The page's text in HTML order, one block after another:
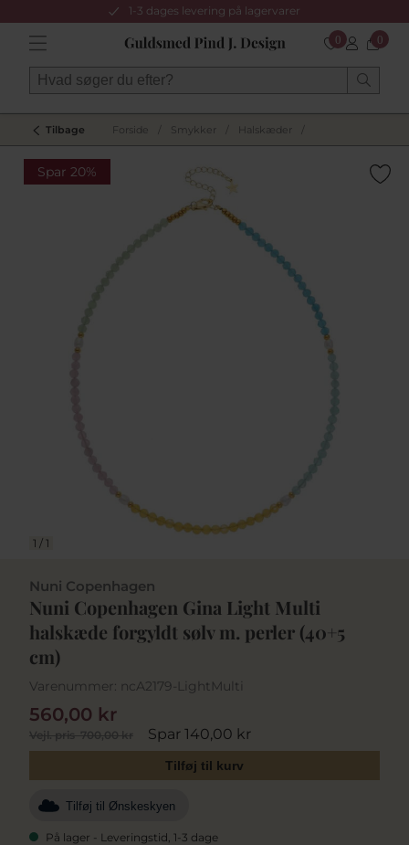
1-3 dages levering på lagervarer
0 0
Tilbage Forside Smykker Halskæder
Spar 20%
1 / 1
Nuni Copenhagen
Nuni Copenhagen Gina Light Multi
halskæde forgyldt sølv m. perler (40+5
cm)
Varenummer: ncA2179-LightMulti
Vejl. pris700,00 kr Spar 140,00 kr
560,00 kr
Tilføj til kurv
Tilføj til Ønskeskyen
På lager - Leveringstid, 1-3 dage